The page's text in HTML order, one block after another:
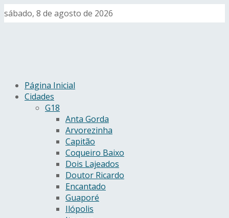
sábado, 8 de agosto de 2026
Página Inicial
Cidades
G18
Anta Gorda
Arvorezinha
Capitão
Coqueiro Baixo
Dois Lajeados
Doutor Ricardo
Encantado
Guaporé
Ilópolis